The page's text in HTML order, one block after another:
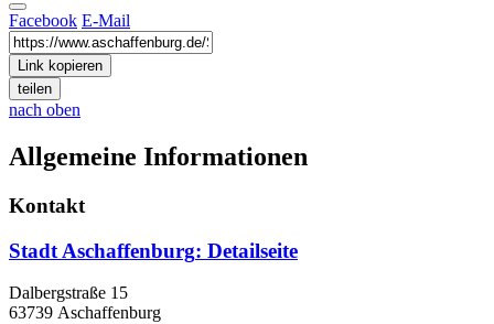
Facebook E-Mail
Link kopieren
teilen
nach oben
Allgemeine Informationen
Kontakt
Stadt Aschaffenburg: Detailseite
Dalbergstraße 15
63739 Aschaffenburg